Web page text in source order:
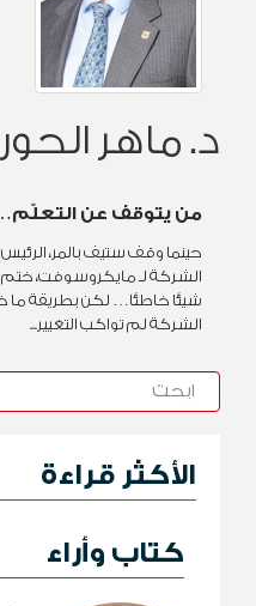
د. ماهر
من يتوقف عن التعلّم…
حينما وقف ستيف بالمر، الرئيس
الشركة لـ مايكروسوفت،
شيئًا خاطئًا… لكن بطريقة ما
الشركة لم تواكب التغيير...
الأكثر قراءة
كتاب وأراء